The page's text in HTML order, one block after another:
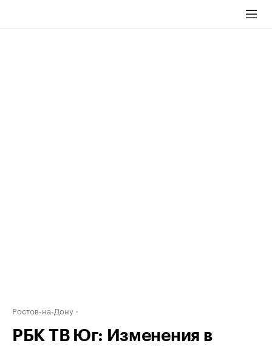
Ростов-на-Дону
РБК ТВ Юг: Изменения в